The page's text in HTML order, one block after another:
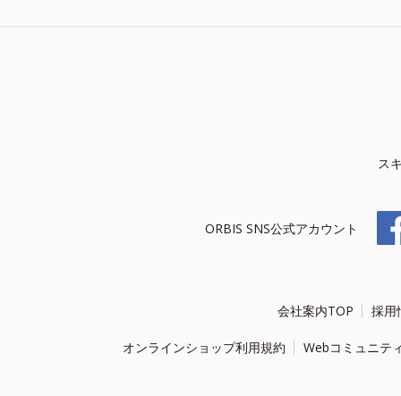
ス
ORBIS SNS公式アカウント
会社案内TOP 採用
オンラインショップ利用規約 Webコミュニテ